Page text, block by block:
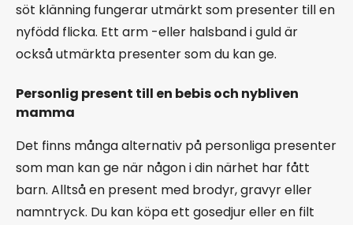
söt klänning fungerar utmärkt som presenter till en
nyfödd flicka. Ett arm -eller halsband i guld är
också utmärkta presenter som du kan ge.
Personlig present till en bebis och nybliven
mamma
Det finns många alternativ på personliga presenter
som man kan ge när någon i din närhet har fått
barn. Alltså en present med brodyr, gravyr eller
namntryck. Du kan köpa ett gosedjur eller en filt